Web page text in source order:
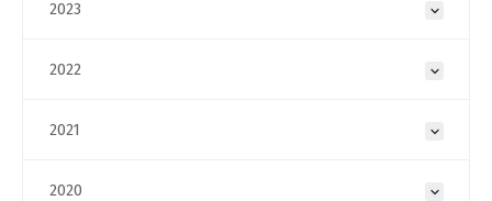
2023
2022
2021
2020